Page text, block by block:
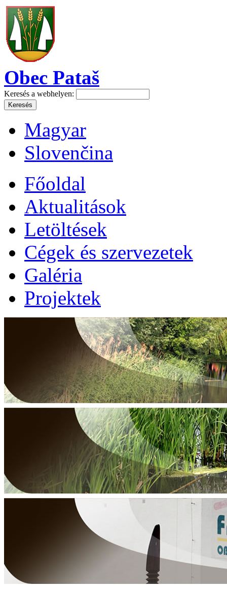
Obec Pataš
Keresés a webhelyen:
Magyar
Slovenčina
Főoldal
Aktualitások
Letöltések
Cégek és szervezetek
Galéria
Projektek